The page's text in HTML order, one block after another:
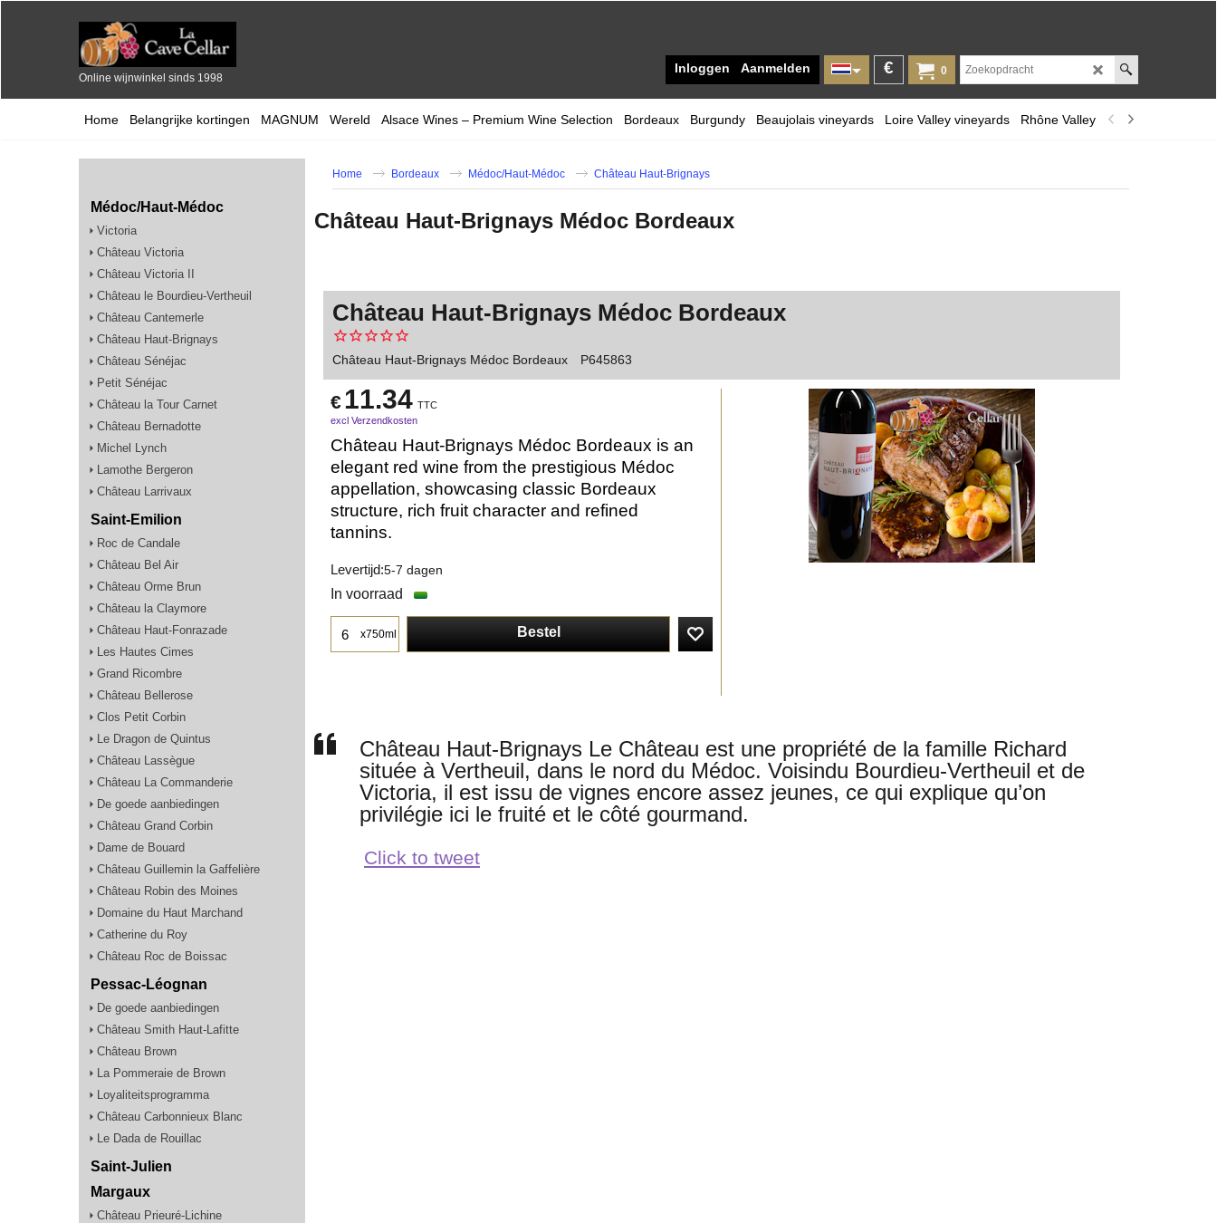
Online wijnwinkel sinds 1998
0
€
Inloggen Aanmelden
Home Belangrijke kortingen MAGNUM Wereld Alsace Wines – Premium Wine Selection Bordeaux Burgundy Beaujolais vineyards Loire Valley vineyards Rhône Valley Provence and
Médoc/Haut-Médoc
Victoria
Château Victoria
Château Victoria II
Château le Bourdieu-Vertheuil
Château Cantemerle
Château Haut-Brignays
Château Sénéjac
Petit Sénéjac
Château la Tour Carnet
Château Bernadotte
Michel Lynch
Lamothe Bergeron
Château Larrivaux
Saint-Emilion
Roc de Candale
Château Bel Air
Château Orme Brun
Château la Claymore
Château Haut-Fonrazade
Les Hautes Cimes
Grand Ricombre
Château Bellerose
Clos Petit Corbin
Le Dragon de Quintus
Château Lassègue
Château La Commanderie
De goede aanbiedingen
Château Grand Corbin
Dame de Bouard
Château Guillemin la Gaffelière
Château Robin des Moines
Domaine du Haut Marchand
Catherine du Roy
Château Roc de Boissac
Pessac-Léognan
De goede aanbiedingen
Château Smith Haut-Lafitte
Château Brown
La Pommeraie de Brown
Loyaliteitsprogramma
Château Carbonnieux Blanc
Le Dada de Rouillac
Saint-Julien
Margaux
Château Prieuré-Lichine
Home Bordeaux Médoc/Haut-Médoc Château Haut-Brignays
Château Haut-Brignays Médoc Bordeaux
Château Haut-Brignays Médoc Bordeaux
Château Haut-Brignays Médoc Bordeaux P645863
€11.34 TTC
excl Verzendkosten
Château Haut-Brignays Médoc Bordeaux is an
elegant red wine from the prestigious Médoc
appellation, showcasing classic Bordeaux
structure, rich fruit character and refined
tannins.
Levertijd:5-7 dagen
In voorraad
x750ml Bestel
Château Haut-Brignays Le Château est une propriété de la famille Richard
située à Vertheuil, dans le nord du Médoc. Voisindu Bourdieu-Vertheuil et de
Victoria, il est issu de vignes encore assez jeunes, ce qui explique qu’on
privilégie ici le fruité et le côté gourmand.
Click to tweet